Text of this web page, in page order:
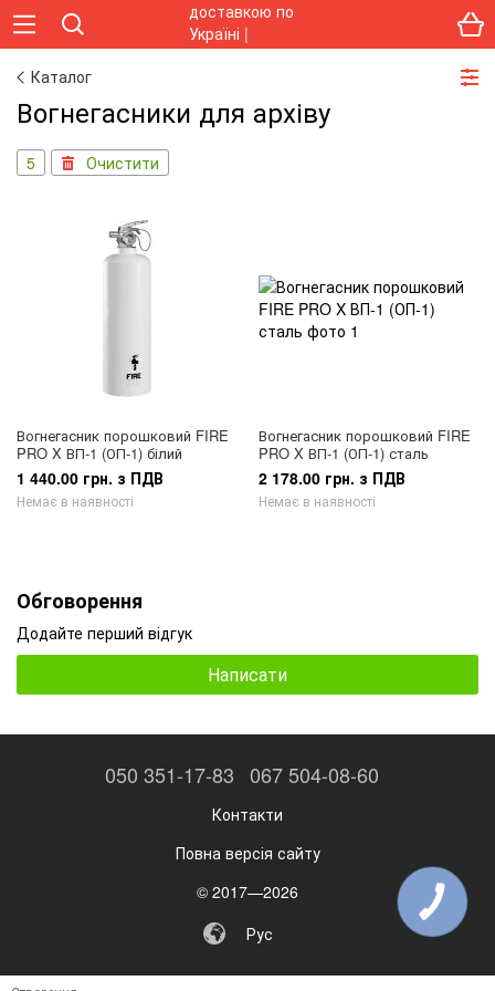
Каталог
Вогнегасники для архіву
5 Очистити
Вогнегасник порошковий FIRE
PRO X ВП-1 (ОП-1) білий
1 440.00 грн. з ПДВ
Немає в наявності
Вогнегасник порошковий FIRE
PRO X ВП-1 (ОП-1) сталь
2 178.00 грн. з ПДВ
Немає в наявності
Обговорення
Додайте перший відгук
Написати
050 351-17-83 067 504-08-60
Контакти
Повна версія сайту
© 2017—2026
Рус
КНОПКА
ЗВ'ЯЗКУ